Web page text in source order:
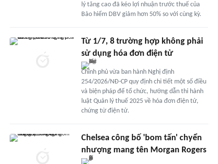
lý tăng cao đã kéo lợi nhuận trước thuế của
Bảo hiểm DBV giảm hơn 50% so với cùng kỳ.
Từ 1/7, 8 trường hợp không phải
sử dụng hóa đơn điện tử
Chính phủ vừa ban hành Nghị định
254/2026/NĐ-CP quy định chi tiết một số điều
và biện pháp để tổ chức, hướng dẫn thi hành
luật Quản lý thuế 2025 về hóa đơn điện tử,
chứng từ điện tử.
Chelsea công bố 'bom tấn' chyển
nhượng mang tên Morgan Rogers